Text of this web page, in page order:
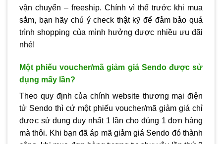
vận chuyển – freeship. Chính vì thế trước khi mua
sắm, bạn hãy chú ý check thật kỹ để đảm bảo quá
trình shopping của mình hưởng được nhiều ưu đãi
nhé!
Một phiếu voucher/mã giảm giá Sendo được sử
dụng mấy lần?
Theo quy định của chính website thương mại điện
tử Sendo thì cứ một phiếu voucher/mã giảm giá chỉ
được sử dụng duy nhất 1 lần cho đúng 1 đơn hàng
mà thôi. Khi bạn đã áp mã giảm giá Sendo đó thành